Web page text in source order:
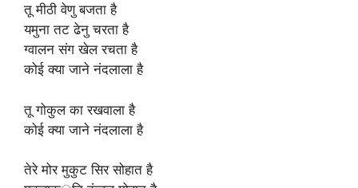
तू मीठी वेणु बजता है
यमुना तट ढेनु चरता है
ग्वालन संग खेल रचता है
कोई क्या जाने नंदलाला है
तू गोकुल का रखवाला है
कोई क्या जाने नंदलाला है
तेरे मोर मुकुट सिर सोहात है